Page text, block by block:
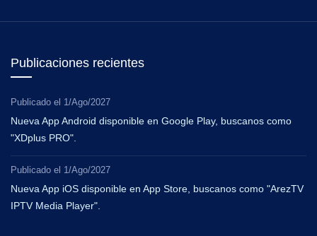
Publicaciones recientes
Publicado el 1/Ago/2027
Nueva App Android disponible en Google Play, buscanos como
"XDplus PRO".
Publicado el 1/Ago/2027
Nueva App iOS disponible en App Store, buscanos como "ArezTV
IPTV Media Player".